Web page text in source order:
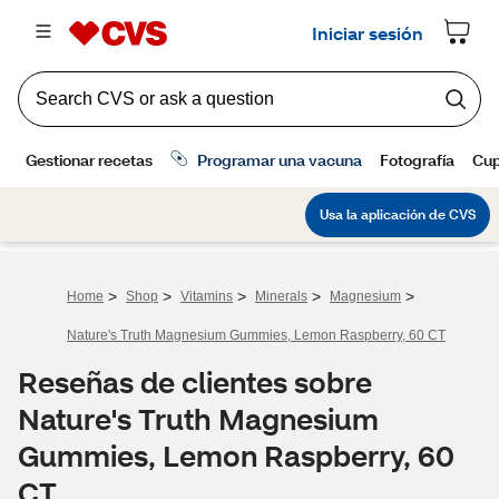
Home > Shop > Vitamins > Minerals > Magnesium >
Nature's Truth Magnesium Gummies, Lemon Raspberry, 60 CT
Reseñas de clientes sobre
Nature's Truth Magnesium
Gummies, Lemon Raspberry, 60